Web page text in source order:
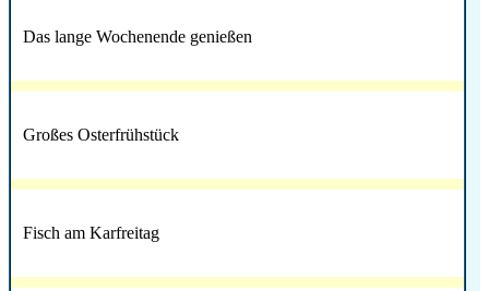
Das lange Wochenende genießen
Großes Osterfrühstück
Fisch am Karfreitag